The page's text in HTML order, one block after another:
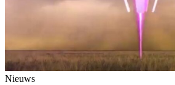
Nieuws